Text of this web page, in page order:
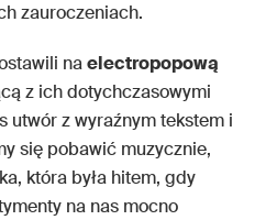
zauroczeniach.
naelectropopową
z ich dotychczasowymi
utwór z wyraźnym tekstem i
się pobawić muzycznie,
która była hitem, gdy
na nas mocno